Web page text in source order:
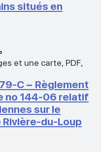
situés en
et une carte, PDF,
C − Règlement
no 144-06 relatif
sur le
Rivière-du-Loup